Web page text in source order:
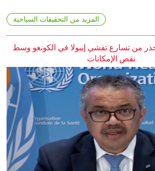
المزيد من التحقيقات السياحية
من تسارع تفشي إيبولا في الكونغو وسط
نقص الإمكانات